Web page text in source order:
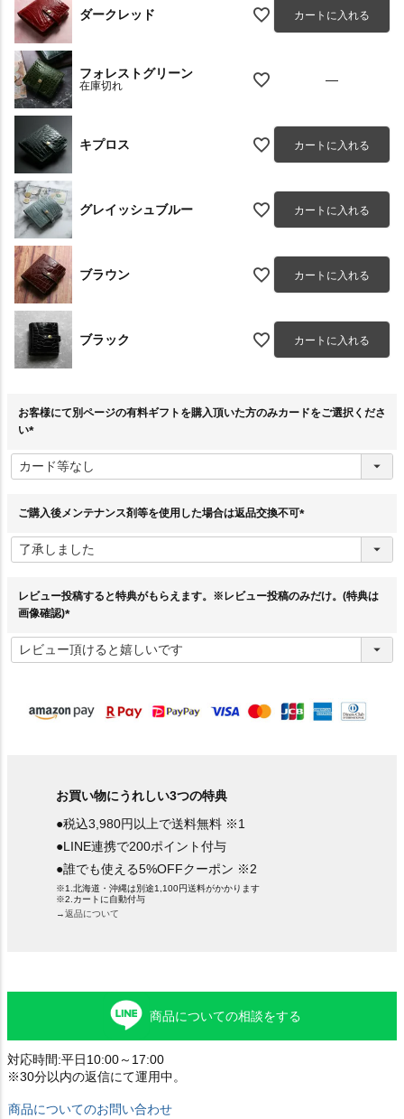
ダークレッド カートに入れる
フォレストグリーン
在庫切れ —
キプロス カートに入れる
グレイッシュブルー カートに入れる
ブラウン カートに入れる
ブラック カートに入れる
お客様にて別ページの有料ギフトを購入頂いた方のみカードをご選択くださ
い
必
須
ご購入後メンテナンス剤等を使用した場合は返品交換不可
須
レビュー投稿すると特典がもらえます。※レビュー投稿のみだけ。(特典は
画像確認)
必
須
お買い物にうれしい3つの特典
●税込3,980円以上で送料無料 ※1
●LINE連携で200ポイント付与
●誰でも使える5%OFFクーポン ※2
※1.北海道・沖縄は別途1,100円送料がかかります
※2.カートに自動付与
→返品について
商品についての相談をする
対応時間:平日10:00～17:00
※30分以内の返信にて運用中。
商品についてのお問い合わせ